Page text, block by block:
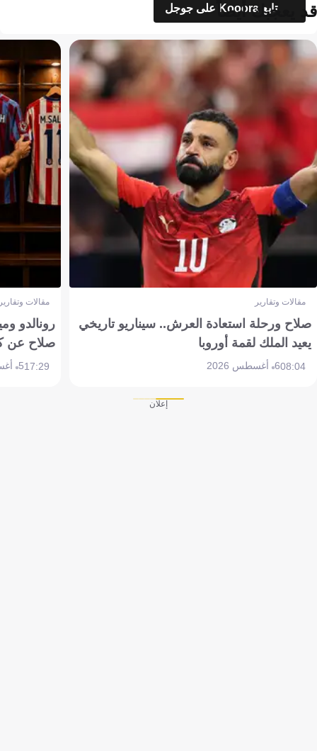
تابع Kooora على جوجل
قد يعجبك أيضاً
مقالات وتقارير
صلاح ورحلة استعادة العرش.. سيناريو تاريخي
يعيد الملك لقمة أوروبا
08:046 أغسطس 2026
مقالات
رونالدو
صلاح عن
17:295 أغسطس 2026
إعلان